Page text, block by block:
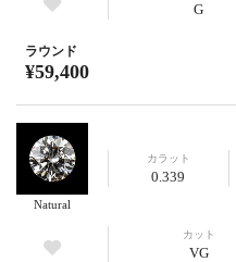
G
ラウンド
¥59,400
Natural
カラット
0.339
カット
VG